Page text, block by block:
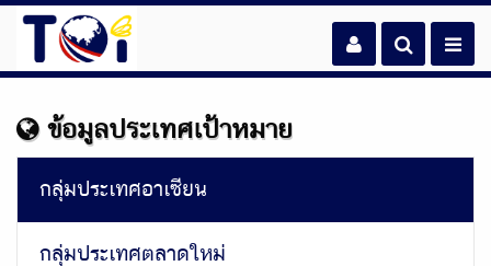
ข้อมูลประเทศเป้าหมาย
กลุ่มประเทศอาเซียน
กลุ่มประเทศตลาดใหม่